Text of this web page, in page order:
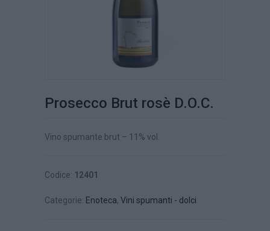
Prosecco Brut rosè D.O.C.
Vino spumante brut – 11% vol.
Codice: 12401
Categorie: Enoteca, Vini spumanti - dolci